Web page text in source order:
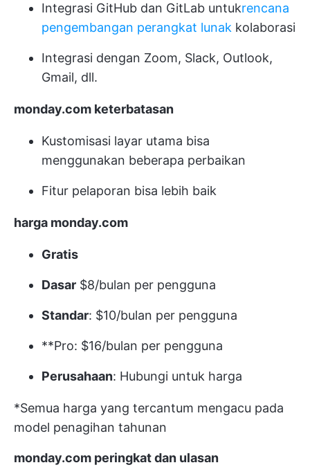
Integrasi GitHub dan GitLab untukrencana
pengembangan perangkat lunak kolaborasi
Integrasi dengan Zoom, Slack, Outlook,
Gmail, dll.
monday.com keterbatasan
Kustomisasi layar utama bisa
menggunakan beberapa perbaikan
Fitur pelaporan bisa lebih baik
harga monday.com
Gratis
Dasar $8/bulan per pengguna
Standar: $10/bulan per pengguna
**Pro: $16/bulan per pengguna
Perusahaan: Hubungi untuk harga
*Semua harga yang tercantum mengacu pada
model penagihan tahunan
monday.com peringkat dan ulasan